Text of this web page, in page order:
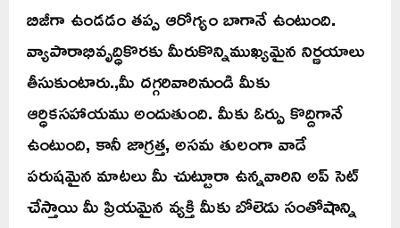
బిజీగా ఉండడం తప్ప ఆరోగ్యం బాగానే ఉంటుంది.
వ్యాపారాభివృద్ధికొరకు మీరుకొన్నిముఖ్యమైన నిర్ణయాలు
తీసుకుంటారు.,మీ దగ్గరివారినుండి మీకు
ఆర్ధికసహాయము అందుతుంది. మీకు ఓర్పు కొద్దిగానే
ఉంటుంది, కానీ జాగ్రత్త, అసమ తులంగా వాడే
పరుషమైన మాటలు మీ చుట్టూరా ఉన్నవారిని అప్ సెట్
చేస్తాయి మీ ప్రియమైన వ్యక్తి మీకు బోలెడు సంతోషాన్ని